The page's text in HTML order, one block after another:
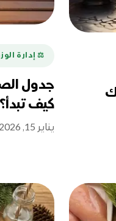
⚖️ إدارة
جدول
كيف تبدأ؟
يناير 15, 2026